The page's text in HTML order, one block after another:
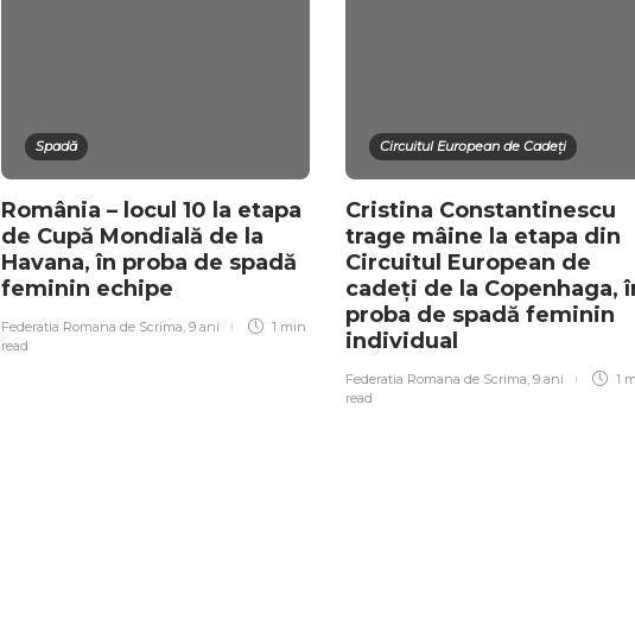
Spadă
România – locul 10 la etapa
de Cupă Mondială de la
Havana, în proba de spadă
feminin echipe
Federatia Romana de Scrima, 9 ani
1 min
read
Circuitul European de Cadeți
Cristina Constantinescu
trage mâine la etapa din
Circuitul European de
cadeți de la Copenhaga,
proba de spadă feminin
individual
Federatia Romana de Scrima, 9 ani
1
read